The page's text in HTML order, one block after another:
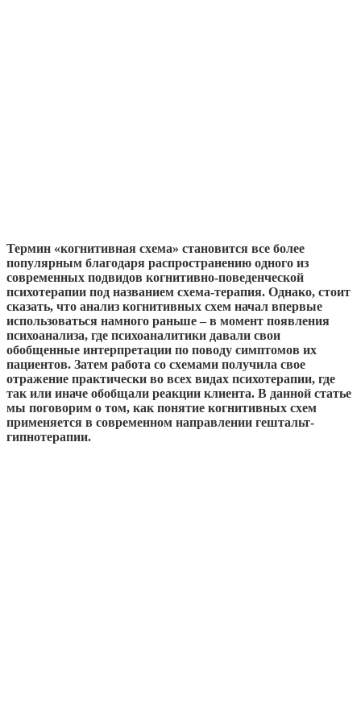
Термин «когнитивная схема» становится все более
популярным благодаря распространению одного из
современных подвидов когнитивно-поведенческой
психотерапии под названием схема-терапия. Однако, стоит
сказать, что анализ когнитивных схем начал впервые
использоваться намного раньше – в момент появления
психоанализа, где психоаналитики давали свои
обобщенные интерпретации по поводу симптомов их
пациентов. Затем работа со схемами получила свое
отражение практически во всех видах психотерапии, где
так или иначе обобщали реакции клиента. В данной статье
мы поговорим о том, как понятие когнитивных схем
применяется в современном направлении гештальт-
гипнотерапии.